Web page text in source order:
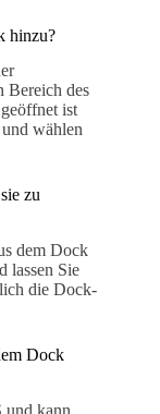
hinzu?
Bereich des
ist
wählen
zu
dem Dock
lassen Sie
die Dock-
Dock
und kann